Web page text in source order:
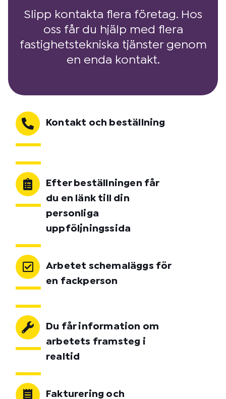
Slipp kontakta flera företag. Hos
oss får du hjälp med flera
fastighetstekniska tjänster genom
en enda kontakt.
Kontakt och beställning
Efter beställningen får
du en länk till din
personliga
uppföljningssida
Arbetet schemaläggs för
en fackperson
Du får information om
arbetets framsteg i
realtid
Fakturering och